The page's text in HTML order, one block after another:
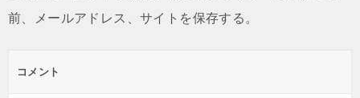
前、メールアドレス、サイトを保存する。
コメント